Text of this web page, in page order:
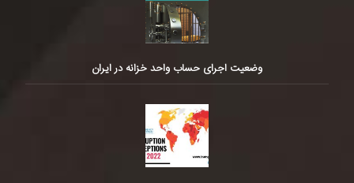
وضعیت اجرای حساب واحد خزانه در ایران